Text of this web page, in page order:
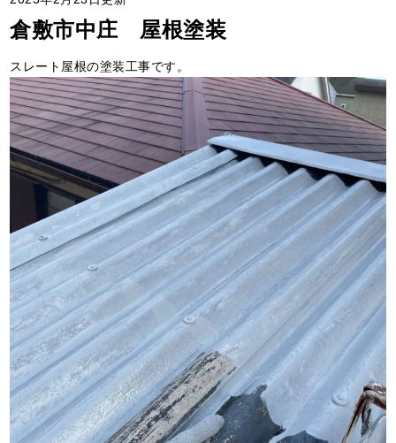
倉敷市中庄 屋根塗装
スレート屋根の塗装工事です。